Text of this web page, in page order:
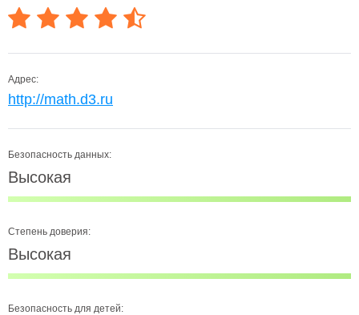
Адрес:
http://math.d3.ru
Безопасность данных:
Высокая
Степень доверия:
Высокая
Безопасность для детей: